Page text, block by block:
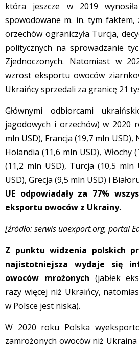
która jeszcze w 2019
spowodowane m. in. tym
orzechów ograniczyła Turcja,
politycznych na sprowadzanie
Zjednoczonych. Natomiast w
wzrost eksportu owoców
Ukraińcy sprzedali za granicę 21
Głównymi odbiorcami
jagodowych i orzechów) w 2020
mln USD), Francja (19,7 mln USD),
Holandia (11,6 mln USD), Włochy
(11,2 mln USD), Turcja (10,5 mln
USD), Grecja (9,5 mln USD) i
UE odpowiadały za 77%
eksportu owoców z Ukrainy.
[źródło: serwis uaexport.org, portal
Z punktu widzenia polskich
najistotniejsza wydaje się
owoców mrożonych (jabłek
razy więcej niż Ukraińcy,
w Polsce jest niska).
W 2020 roku Polska
zamrożonych owoców niż Ukraina